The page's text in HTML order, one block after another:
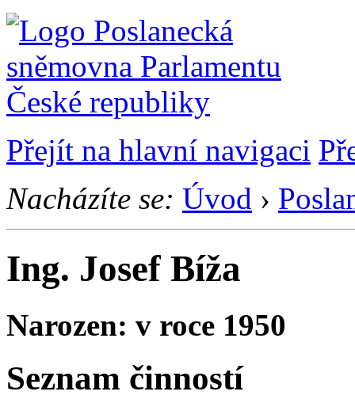
Přejít na hlavní navigaci
Nacházíte se: Úvod ›
Ing. Josef Bíža
Narozen: v roce 1950
Seznam činností